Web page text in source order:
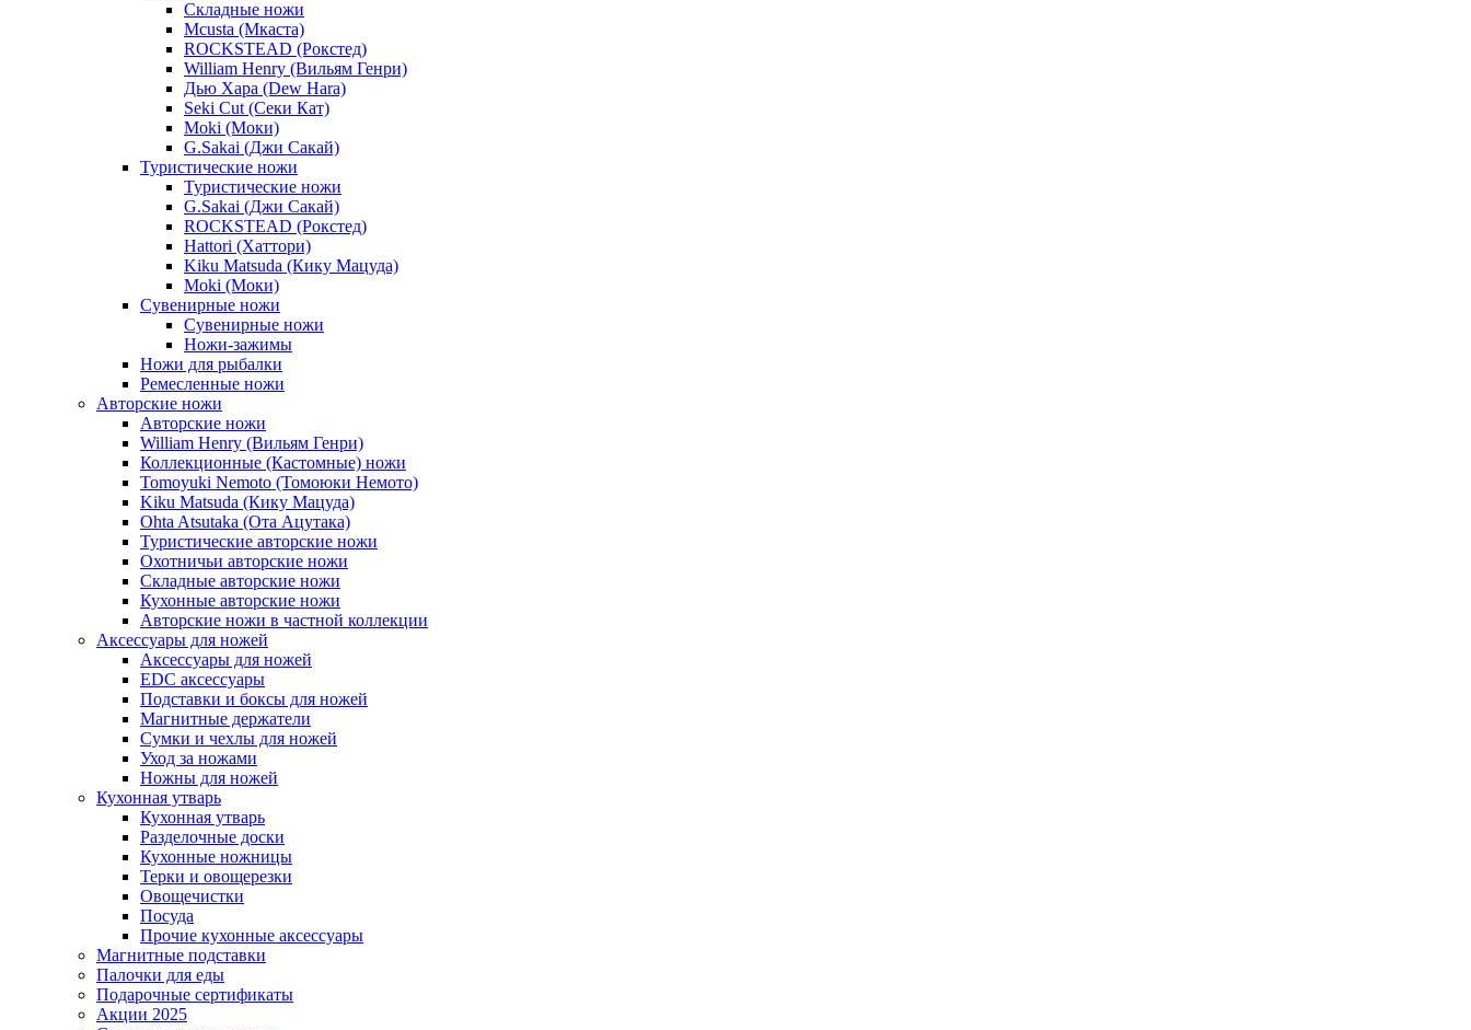
Складные ножи
Mcusta (Мкаста)
ROCKSTEAD (Рокстед)
William Henry (Вильям Генри)
Дью Хара (Dew Hara)
Seki Cut (Секи Кат)
Moki (Моки)
G.Sakai (Джи Сакай)
Туристические ножи
Туристические ножи
G.Sakai (Джи Сакай)
ROCKSTEAD (Рокстед)
Hattori (Хаттори)
Kiku Matsuda (Кику Мацуда)
Moki (Моки)
Сувенирные ножи
Сувенирные ножи
Ножи-зажимы
Ножи для рыбалки
Ремесленные ножи
Авторские ножи
Авторские ножи
William Henry (Вильям Генри)
Коллекционные (Кастомные) ножи
Tomoyuki Nemoto (Томоюки Немото)
Kiku Matsuda (Кику Мацуда)
Ohta Atsutaka (Ота Ацутака)
Туристические авторские ножи
Охотничьи авторские ножи
Складные авторские ножи
Кухонные авторские ножи
Авторские ножи в частной коллекции
Аксессуары для ножей
Аксессуары для ножей
EDC аксессуары
Подставки и боксы для ножей
Магнитные держатели
Сумки и чехлы для ножей
Уход за ножами
Ножны для ножей
Кухонная утварь
Кухонная утварь
Разделочные доски
Кухонные ножницы
Терки и овощерезки
Овощечистки
Посуда
Прочие кухонные аксессуары
Магнитные подставки
Палочки для еды
Подарочные сертификаты
Акции 2025